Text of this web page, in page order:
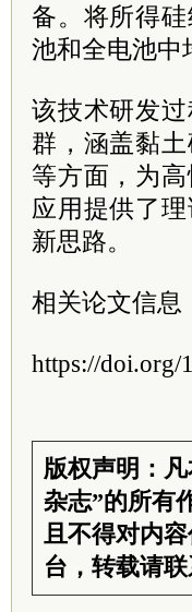
备。将所得
池和全电池中
该技术研发
群，涵盖黏
等方面，为
应用提供了
新思路。
相关论文信息
https://doi.org/
版权声明：
杂志”的所有
且不得对内
台，转载请